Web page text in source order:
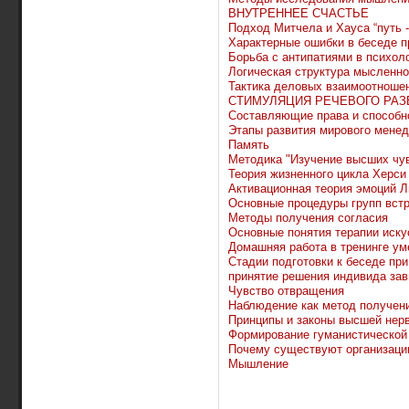
ВНУТРЕННЕЕ СЧАСТЬЕ
Подход Митчела и Хауса “путь
Характерные ошибки в беседе
Борьба с антипатиями в
Логическая структура
Тактика деловых
СТИМУЛЯЦИЯ РЕЧЕВОГО
Cоставляющие права и
Этапы развития мирового
Память
Методика "Изучение высших
Теория жизненного цикла
Активационная теория эмоций
Основные процедуры групп
Методы получения согласия
Основные понятия терапии
Домашняя работа в тренинге
Стадии подготовки к беседе
принятие решения индивида
Чувство отвращения
Наблюдение как метод
Принципы и законы высшей
Формирование
Почему существуют
Мышление